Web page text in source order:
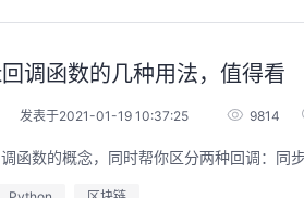
调函数的几种用法，值得看
发表于2021-01-19 10:37:25 9814
函数的概念，同时帮你区分两种回调：同步